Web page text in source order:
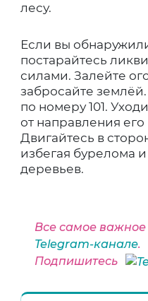
лесу.
Если вы
постарайтесь
силами. Залейте
забросайте
по номеру 101.
от направления
Двигайтесь в
избегая бурелома
деревьев.
Все самое
Telegram-канале.
Подпишитесь